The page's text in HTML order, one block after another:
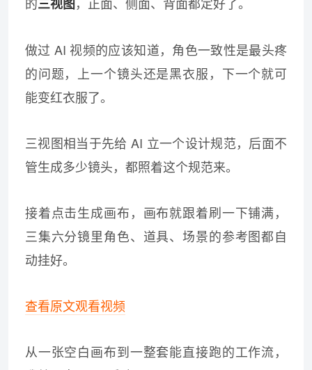
做过 AI 视频的应该知道，角色一致性是最头疼
的问题，上一个镜头还是黑衣服，下一个就可
能变红衣服了。
三视图相当于先给 AI 立一个设计规范，后面不
管生成多少镜头，都照着这个规范来。
接着点击生成画布，画布就跟着刷一下铺满，
三集六分镜里角色、道具、场景的参考图都自
动挂好。
查看原文观看视频
从一张空白画布到一整套能直接跑的工作流，